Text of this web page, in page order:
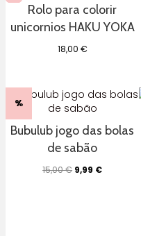
Rolo para colorir
unicornios HAKU YOKA
18,00 €
%
Bubulub jogo das bolas
de sabão
15,00€ O
9,99 €O